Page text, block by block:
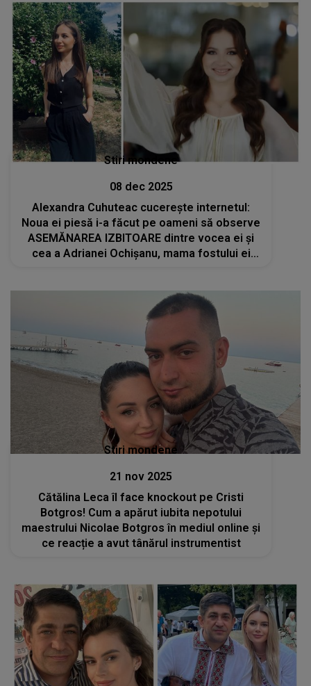
Stiri mondene
08 dec 2025
Alexandra Cuhuteac cucerește internetul:
Noua ei piesă i-a făcut pe oameni să observe
ASEMĂNAREA IZBITOARE dintre vocea ei și
cea a Adrianei Ochișanu, mama fostului ei
carismă"
Stiri mondene
21 nov 2025
Cătălina Leca îl face knockout pe Cristi
Botgros! Cum a apărut iubita nepotului
maestrului Nicolae Botgros în mediul online și
ce reacție a avut tânărul instrumentist